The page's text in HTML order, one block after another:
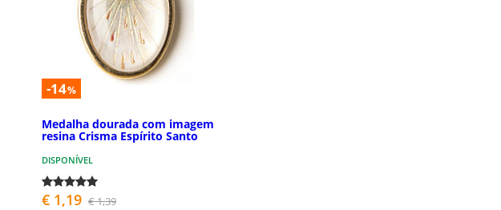
-14%
Medalha dourada com imagem
resina Crisma Espírito Santo
DISPONÍVEL
€ 1,19 € 1,39